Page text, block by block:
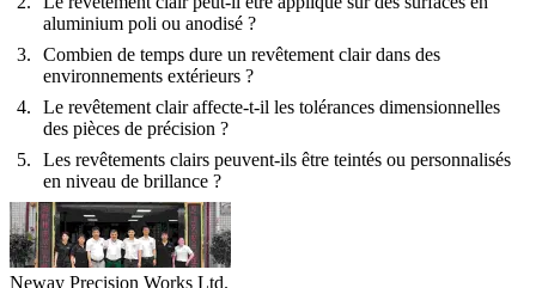
aluminium poli ou anodisé ?
Combien de temps dure un revêtement clair dans des
environnements extérieurs ?
Le revêtement clair affecte-t-il les tolérances dimensionnelles
des pièces de précision ?
Les revêtements clairs peuvent-ils être teintés ou personnalisés
en niveau de brillance ?
Neway Precision Works Ltd.